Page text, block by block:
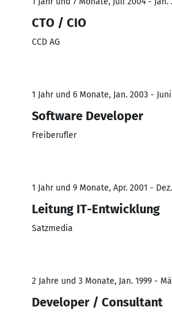
CTO / CIO
CCD AG
1 Jahr und 6 Monate, Jan. 2003 -
Software Developer
Freiberufler
1 Jahr und 9 Monate, Apr. 2001 -
Leitung IT-Entwicklung
Satzmedia
2 Jahre und 3 Monate, Jan. 1999 -
Developer / Consultant